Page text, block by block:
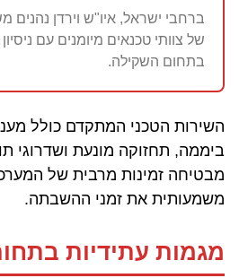
ברחבי ישראל, איו"ש וירדן נהנים
בתחום השקילה.
ביממה, תחזוקה מונעת ושדרוגי
מבטיחה זמינות מרבית של
משמעותית את זמני ההשבתה.
מגמות עתידיות